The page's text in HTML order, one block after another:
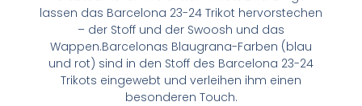
lassen das Barcelona 23-24 Trikot hervorstechen
– der Stoff und der Swoosh und das
Wappen.Barcelonas Blaugrana-Farben (blau
und rot) sind in den Stoff des Barcelona 23-24
Trikots eingewebt und verleihen ihm einen
besonderen Touch.